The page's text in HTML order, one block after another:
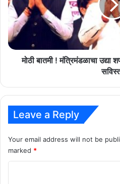
उद्या
शपथविधी,
कुणाला
लॉटरी?
वाचा
सविस्तरमोठी बातमी ! मंत्रिमंडळाचा उद्या
Leave a Reply
Your email address will not be
marked *